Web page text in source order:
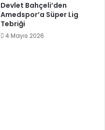
Devlet Bahçeli’den
Amedspor’a Süper Lig
Tebriği
4 Mayıs 2026